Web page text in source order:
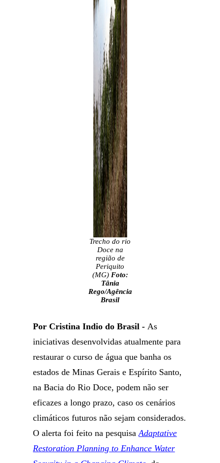
Trecho do rio
Doce na
região de
Periquito
(MG) Foto:
Tânia
Rego/Agência
Brasil
Por Cristina Indio do Brasil -As
iniciativas desenvolvidas atualmente para
restaurar o curso de água que banha os
estados de Minas Gerais e Espírito Santo,
na Bacia do Rio Doce, podem não ser
eficazes a longo prazo, caso os cenários
climáticos futuros não sejam considerados.
O alerta foi feito na pesquisaAdaptative
Restoration Planning to Enhance Water